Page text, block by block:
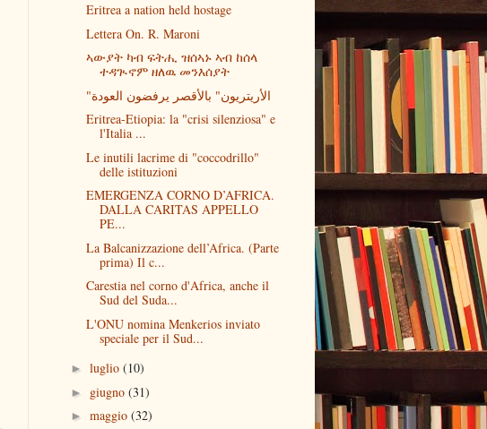
Eritrea a nation held hostage
Lettera On. R. Maroni
ኣውያት ካብ ፍትሒ ዝሰኣኑ ኣብ ከሰላ
ተዳጒኖም ዘለዉ መንእሰያት
"الأريتريون" بالأقصر يرفضون العودة
Eritrea-Etiopia: la "crisi silenziosa" e
l'Italia ...
Le inutili lacrime di "coccodrillo"
delle istituzioni
EMERGENZA CORNO D’AFRICA.
DALLA CARITAS APPELLO
PE...
La Balcanizzazione dell’Africa. (Parte
prima) Il c...
Carestia nel corno d'Africa, anche il
Sud del Suda...
L'ONU nomina Menkerios inviato
speciale per il Sud...
► luglio (10)
► giugno (31)
► maggio (32)